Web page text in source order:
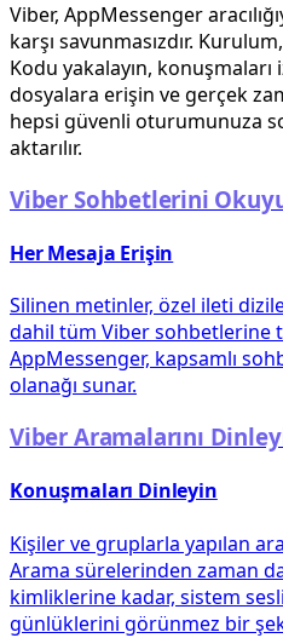
Viber, AppMessenger
karşı savunmasızdır.
Kodu yakalayın,
dosyalara erişin ve gerçek
hepsi güvenli oturumunuza
aktarılır.
Viber Sohbetlerini
Her Mesaja Erişin
Silinen metinler, özel ileti
dahil tüm Viber sohbetlerine
AppMessenger, kapsamlı
olanağı sunar.
Viber Aramalarını
Konuşmaları Dinleyin
Kişiler ve gruplarla yapılan
Arama sürelerinden zaman
kimliklerine kadar, sistem
günlüklerini görünmez bir